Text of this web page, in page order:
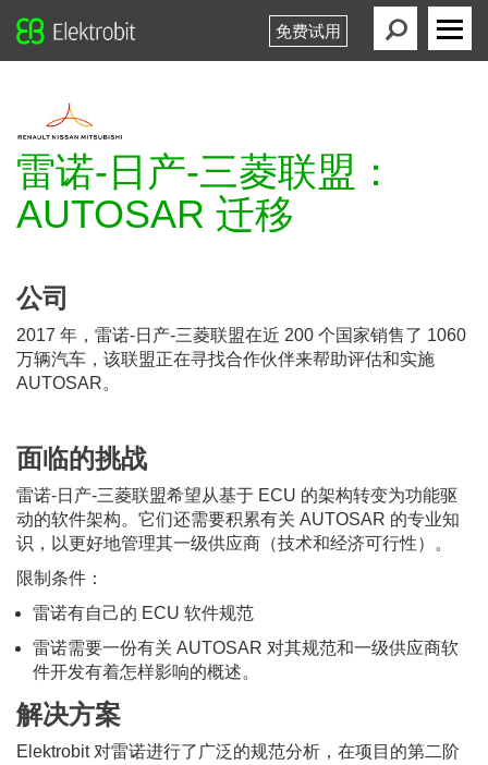
免费试用
Elektrobit
Primary
雷诺-日产-三菱联盟：
AUTOSAR 迁移
公司
2017 年，雷诺-日产-三菱联盟在近 200 个国家销售了 1060
万辆汽车，该联盟正在寻找合作伙伴来帮助评估和实施
AUTOSAR。
面临的挑战
雷诺-日产-三菱联盟希望从基于 ECU 的架构转变为功能驱
动的软件架构。它们还需要积累有关 AUTOSAR 的专业知
识，以更好地管理其一级供应商（技术和经济可行性）。
限制条件：
雷诺有自己的 ECU 软件规范
雷诺需要一份有关 AUTOSAR 对其规范和一级供应商软
件开发有着怎样影响的概述。
解决方案
Elektrobit 对雷诺进行了广泛的规范分析，在项目的第二阶